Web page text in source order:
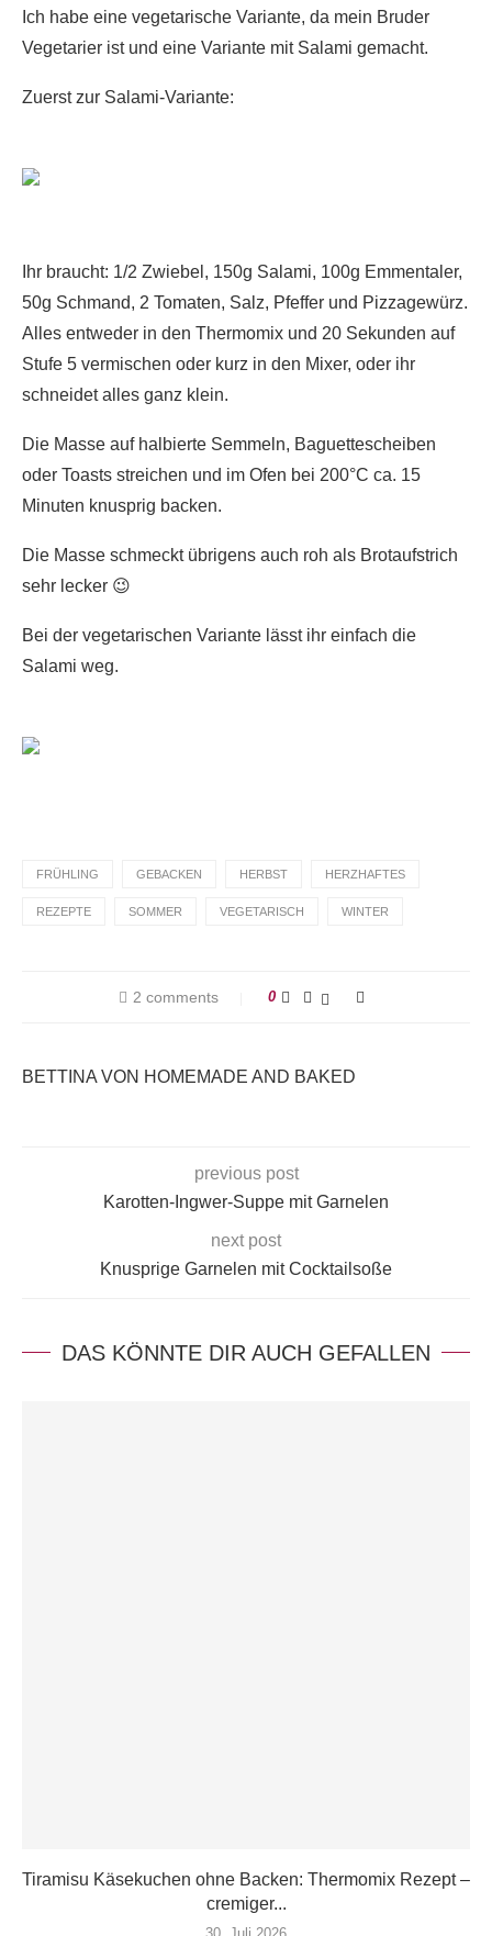
Ich habe eine vegetarische Variante, da mein Bruder
Vegetarier ist und eine Variante mit Salami gemacht.
Zuerst zur Salami-Variante:
Ihr braucht: 1/2 Zwiebel, 150g Salami, 100g Emmentaler,
50g Schmand, 2 Tomaten, Salz, Pfeffer und Pizzagewürz.
Alles entweder in den Thermomix und 20 Sekunden auf
Stufe 5 vermischen oder kurz in den Mixer, oder ihr
schneidet alles ganz klein.
Die Masse auf halbierte Semmeln, Baguettescheiben
oder Toasts streichen und im Ofen bei 200°C ca. 15
Minuten knusprig backen.
Die Masse schmeckt übrigens auch roh als Brotaufstrich
sehr lecker 😉
Bei der vegetarischen Variante lässt ihr einfach die
Salami weg.
FRÜHLING GEBACKEN HERBST HERZHAFTES
REZEPTE SOMMER VEGETARISCH WINTER
2 comments 0
BETTINA VON HOMEMADE AND BAKED
previous post
Karotten-Ingwer-Suppe mit Garnelen
next post
Knusprige Garnelen mit Cocktailsoße
DAS KÖNNTE DIR AUCH GEFALLEN
Tiramisu Käsekuchen ohne Backen: Thermomix Rezept –
cremiger...